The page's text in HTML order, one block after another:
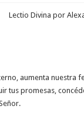
Lectio Divina por
aumenta nuestra
tus promesas,